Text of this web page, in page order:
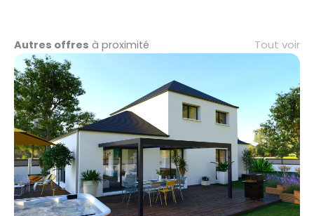
Autres offres à proximité Tout voir